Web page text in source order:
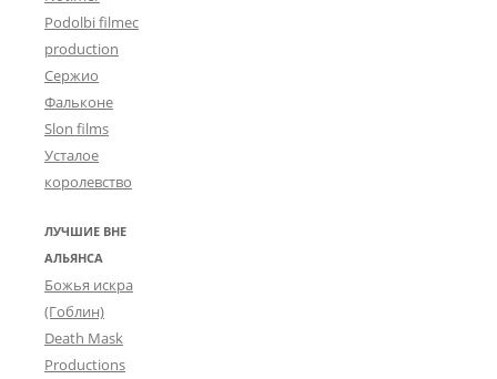
Podolbi filmec
production
Сержио
Фальконе
Slon films
Усталое
королевство
ЛУЧШИЕ ВНЕ
АЛЬЯНСА
Божья искра
(Гоблин)
Death Mask
Productions